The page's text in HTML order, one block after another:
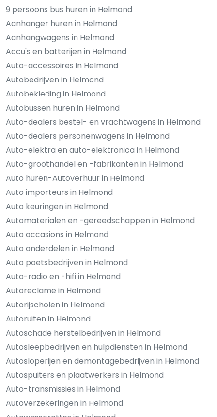
9 persoons bus huren in Helmond
Aanhanger huren in Helmond
Aanhangwagens in Helmond
Accu's en batterijen in Helmond
Auto-accessoires in Helmond
Autobedrijven in Helmond
Autobekleding in Helmond
Autobussen huren in Helmond
Auto-dealers bestel- en vrachtwagens in Helmond
Auto-dealers personenwagens in Helmond
Auto-elektra en auto-elektronica in Helmond
Auto-groothandel en -fabrikanten in Helmond
Auto huren-Autoverhuur in Helmond
Auto importeurs in Helmond
Auto keuringen in Helmond
Automaterialen en -gereedschappen in Helmond
Auto occasions in Helmond
Auto onderdelen in Helmond
Auto poetsbedrijven in Helmond
Auto-radio en -hifi in Helmond
Autoreclame in Helmond
Autorijscholen in Helmond
Autoruiten in Helmond
Autoschade herstelbedrijven in Helmond
Autosleepbedrijven en hulpdiensten in Helmond
Autosloperijen en demontagebedrijven in Helmond
Autospuiters en plaatwerkers in Helmond
Auto-transmissies in Helmond
Autoverzekeringen in Helmond